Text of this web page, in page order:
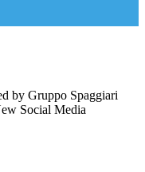
by Gruppo Spaggiari
Social Media